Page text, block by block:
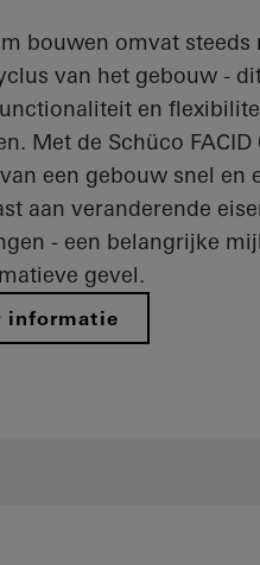
bouwen omvat
van het gebouw -
en
Met de Schüco
een gebouw snel en
aan veranderende
- een belangrijke
gevel.
informatie